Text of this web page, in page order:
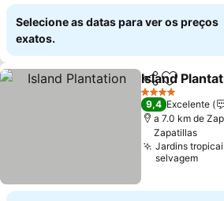
Selecione as datas para ver os preços
exatos.
Partilhar
Island
4 Estrelas
9,4 Excelente
a 7.0 km de
Zapatillas
Jardins
selvagem